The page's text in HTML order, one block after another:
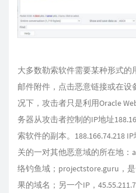
大多数勒索软件需要某种形式
邮件附件，点击恶意链接或在
况下，攻击者只是利用Oracle
务器从攻击者控制的IP地址
索软件的副本。188.166.74.218
关的一对其他恶意域的所在地：
络钓鱼域；projectstore.guru，
果的域名；另一个IP，